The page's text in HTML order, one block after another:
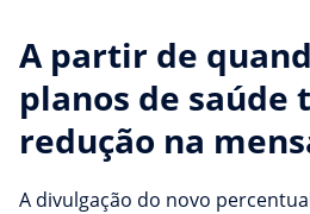
A partir de
planos de saúde
redução na
A divulgação do novo